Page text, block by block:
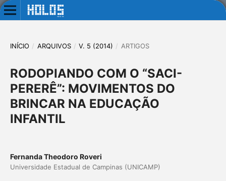
INÍCIO / ARQUIVOS / V. 5 (2014) / ARTIGOS
RODOPIANDO COM O “SACI-
PERERÊ”: MOVIMENTOS DO
BRINCAR NA EDUCAÇÃO
INFANTIL
Fernanda Theodoro Roveri
Universidade Estadual de Campinas (UNICAMP)